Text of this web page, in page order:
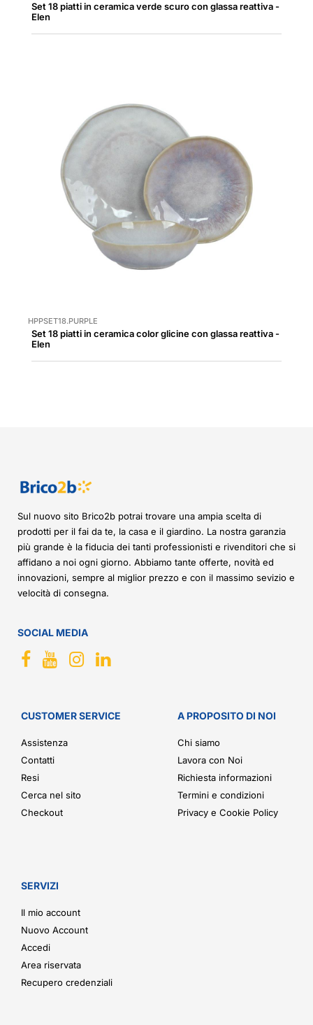
Set 18 piatti in ceramica verde scuro con glassa reattiva -
Elen
HPPSET18.PURPLE
Set 18 piatti in ceramica color glicine con glassa reattiva -
Elen
Sul nuovo sito Brico2b potrai trovare una ampia scelta di
prodotti per il fai da te, la casa e il giardino. La nostra garanzia
più grande è la fiducia dei tanti professionisti e rivenditori che si
affidano a noi ogni giorno. Abbiamo tante offerte, novità ed
innovazioni, sempre al miglior prezzo e con il massimo sevizio e
velocità di consegna.
SOCIAL MEDIA
CUSTOMER SERVICE
Assistenza
Contatti
Resi
Cerca nel sito
Checkout
A PROPOSITO DI NOI
Chi siamo
Lavora con Noi
Richiesta informazioni
Termini e condizioni
Privacy e Cookie Policy
SERVIZI
Il mio account
Nuovo Account
Accedi
Area riservata
Recupero credenziali